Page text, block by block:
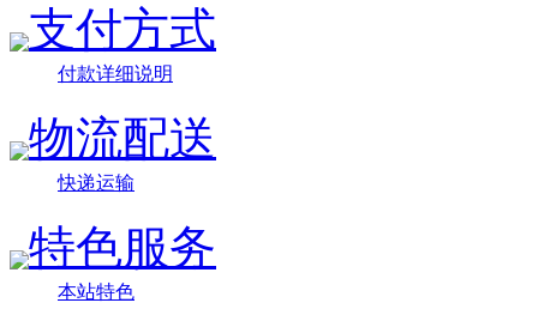
支付方式
付款详细说明
物流配送
快递运输
特色服务
本站特色